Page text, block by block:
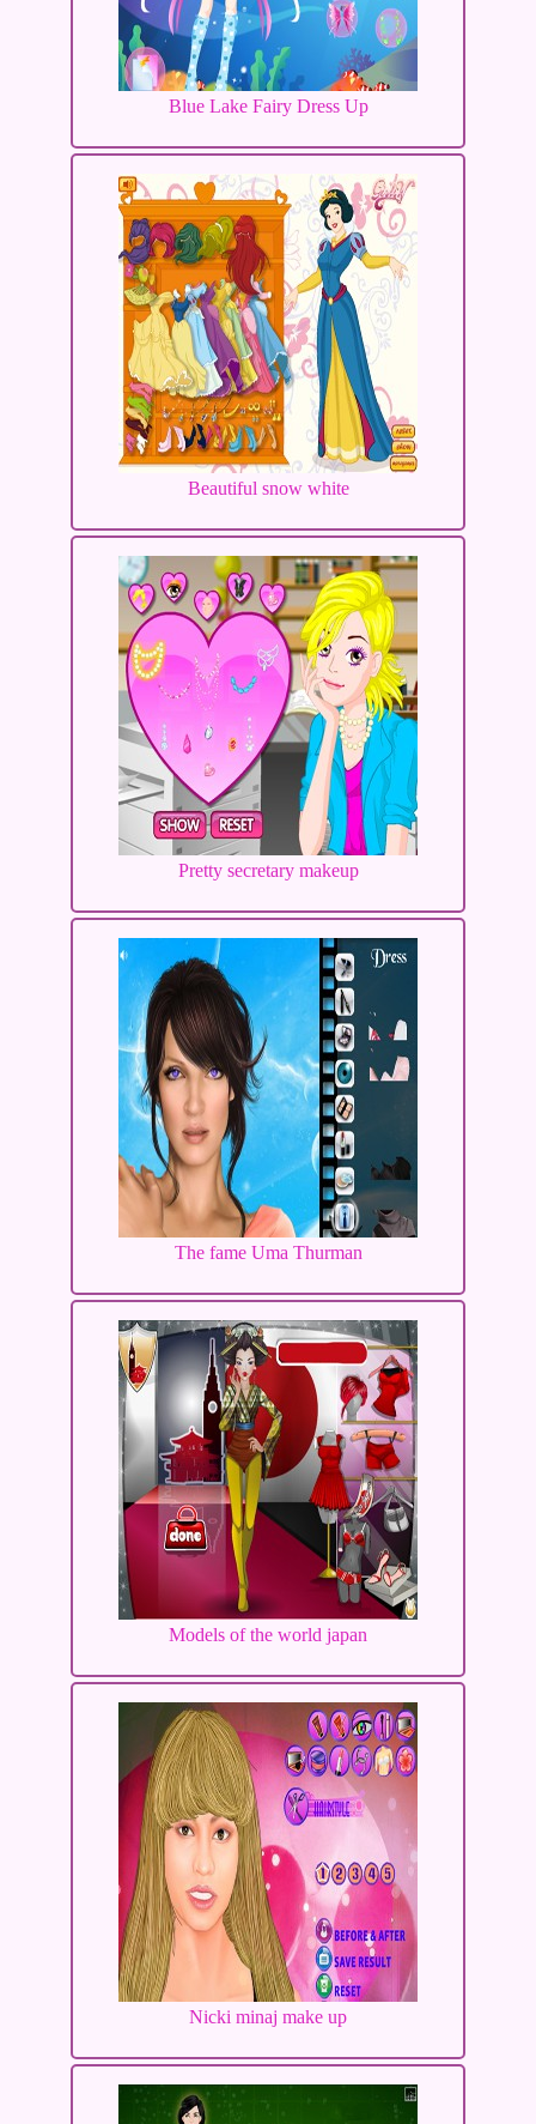
Blue Lake Fairy Dress Up
Beautiful snow white
Pretty secretary makeup
The fame Uma Thurman
Models of the world japan
Nicki minaj make up